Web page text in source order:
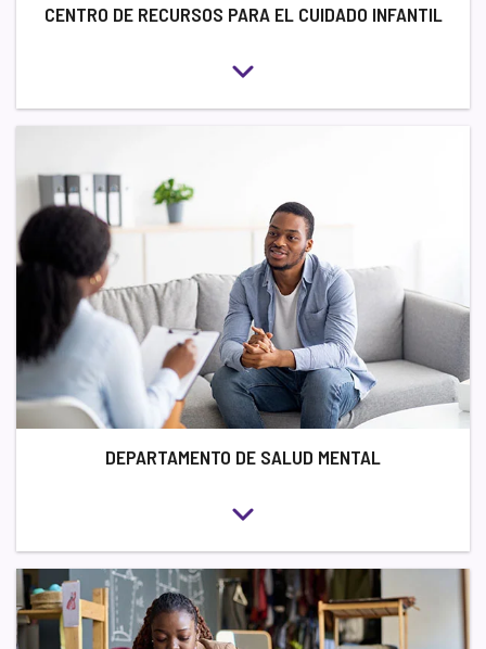
CENTRO DE RECURSOS PARA EL CUIDADO INFANTIL
DEPARTAMENTO DE SALUD MENTAL